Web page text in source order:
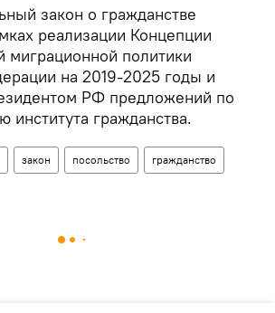
закон о гражданстве
реализации Концепции
миграционной политики
на 2019-2025 годы и
РФ предложений по
института гражданства.
закон посольство гражданство